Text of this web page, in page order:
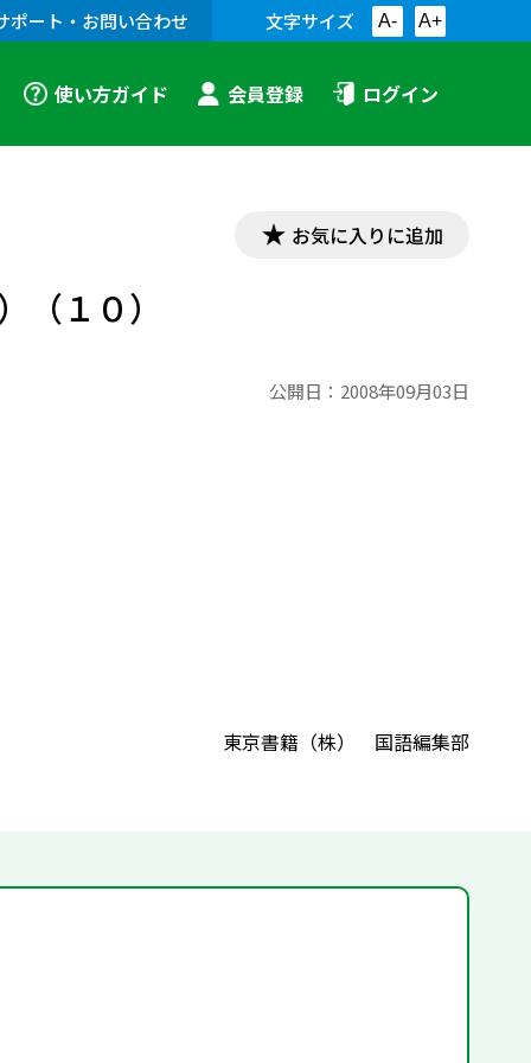
ポート・お問い合わせ 文字サイズ A- A+
使い方ガイド 会員登録 ログイン
お気に入りに追加
１０）
公開日： 2008年09月03日
東京書籍（株） 国語編集部